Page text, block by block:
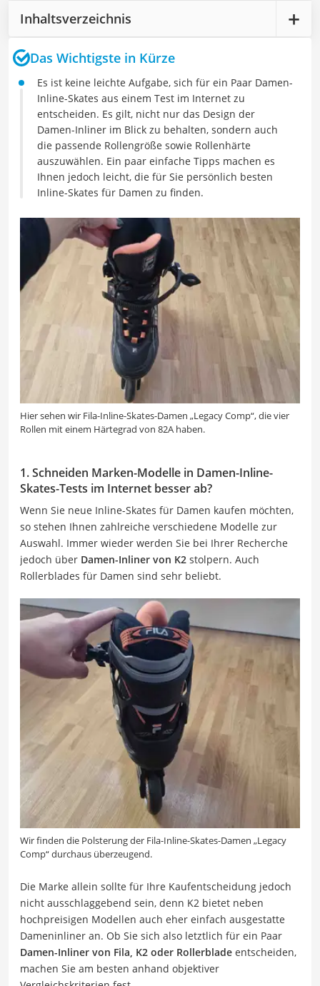
Inhaltsverzeichnis
Das Wichtigste in Kürze
Es ist keine leichte Aufgabe, sich für ein Paar Damen-
Inline-Skates aus einem Test im Internet zu
entscheiden. Es gilt, nicht nur das Design der
Damen-Inliner im Blick zu behalten, sondern auch
die passende Rollengröße sowie Rollenhärte
auszuwählen. Ein paar einfache Tipps machen es
Ihnen jedoch leicht, die für Sie persönlich besten
Inline-Skates für Damen zu finden.
Hier sehen wir Fila-Inline-Skates-Damen „Legacy Comp“, die vier
Rollen mit einem Härtegrad von 82A haben.
1. Schneiden Marken-Modelle in Damen-Inline-
Skates-Tests im Internet besser ab?
Wenn Sie neue Inline-Skates für Damen kaufen möchten,
so stehen Ihnen zahlreiche verschiedene Modelle zur
Auswahl. Immer wieder werden Sie bei Ihrer Recherche
jedoch über Damen-Inliner von K2 stolpern. Auch
Rollerblades für Damen sind sehr beliebt.
Wir finden die Polsterung der Fila-Inline-Skates-Damen „Legacy
Comp“ durchaus überzeugend.
Die Marke allein sollte für Ihre Kaufentscheidung jedoch
nicht ausschlaggebend sein, denn K2 bietet neben
hochpreisigen Modellen auch eher einfach ausgestatte
Dameninliner an. Ob Sie sich also letztlich für ein Paar
Damen-Inliner von Fila, K2 oder Rollerblade entscheiden,
machen Sie am besten anhand objektiver